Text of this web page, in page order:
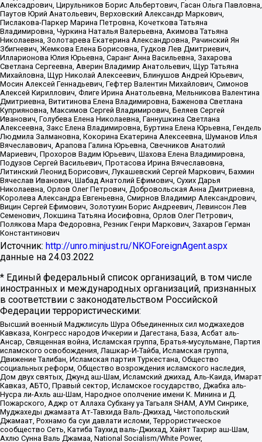
Алексадрович, Цирульников Борис Альбертович, Гасан Ольга Павловна,
Паутов Юрий Анатольевич, Верховский Александр Маркович,
Пислакова-Паркер Марина Петровна, Кочеткова Татьяна
Владимировна, Чуркина Наталья Валерьевна, Акимова Татьяна
Николаевна, Золотарева Екатерина Александровна, Рачинский Ян
Збигневич, Жемкова Елена Борисовна, Гудков Лев Дмитриевич,
Илларионова Юлия Юрьевна, Саранг Анна Васильевна, Захарова
Светлана Сергеевна, Аверин Владимир Анатольевич, Щур Татьяна
Михайловна, Щур Николай Алексеевич, Блинушов Андрей Юрьевич,
Мосин Алексей Геннадьевич, Гефтер Валентин Михайлович, Симонов
Алексей Кириллович, Флиге Ирина Анатольевна, Мельникова Валентина
Дмитриевна, Вититинова Елена Владимировна, Баженова Светлана
Куприяновна, Максимов Сергей Владимирович, Беляев Сергей
Иванович, Голубева Елена Николаевна, Ганнушкина Светлана
Алексеевна, Закс Елена Владимировна, Буртина Елена Юрьевна, Гендель
Людмила Залмановна, Кокорина Екатерина Алексеевна, Шуманов Илья
Вячеславович, Арапова Галина Юрьевна, Свечников Анатолий
Мариевич, Прохоров Вадим Юрьевич, Шахова Елена Владимировна,
Подузов Сергей Васильевич, Протасова Ирина Вячеславовна,
Литинский Леонид Борисович, Лукашевский Сергей Маркович, Бахмин
Вячеслав Иванович, Шабад Анатолий Ефимович, Сухих Дарья
Николаевна, Орлов Олег Петрович, Добровольская Анна Дмитриевна,
Королева Александра Евгеньевна, Смирнов Владимир Александрович,
Вицин Сергей Ефимович, Золотухин Борис Андреевич, Левинсон Лев
Семенович, Локшина Татьяна Иосифовна, Орлов Олег Петрович,
Полякова Мара Федоровна, Резник Генри Маркович, Захаров Герман
Константинович
Источник: http://unro.minjust.ru/NKOForeignAgent.aspx
данные на 24.03.2022
* Единый федеральный список организаций, в том числе
иностранных и международных организаций, признанных
в соответствии с законодательством Российской
Федерации террористическими:
Высший военный Маджлисуль Шура Объединенных сил моджахедов
Кавказа, Конгресс народов Ичкерии и Дагестана, База, Асбат аль-
Ансар, Священная война, Исламская группа, Братья-мусульмане, Партия
исламского освобождения, Лашкар-И-Тайба, Исламская группа,
Движение Талибан, Исламская партия Туркестана, Общество
социальных реформ, Общество возрождения исламского наследия,
Дом двух святых, Джунд аш-Шам, Исламский джихад, Аль-Каида, Имарат
Кавказ, АБТО, Правый сектор, Исламское государство, Джабха аль-
Нусра ли-Ахль аш-Шам, Народное ополчение имени К. Минина и Д.
Пожарского, Аджр от Аллаха Субхану уа Тагьаля SHAM, АУМ Синрике,
Муджахеды джамаата Ат-Тавхида Валь-Джихад, Чистопольский
Джамаат, Рохнамо ба суи давлати исломи, Террористическое
сообщество Сеть, Катиба Таухид валь-Джихад, Хайят Тахрир аш-Шам,
Ахлю Сунна Валь Джамаа, National Socialism/White Power,